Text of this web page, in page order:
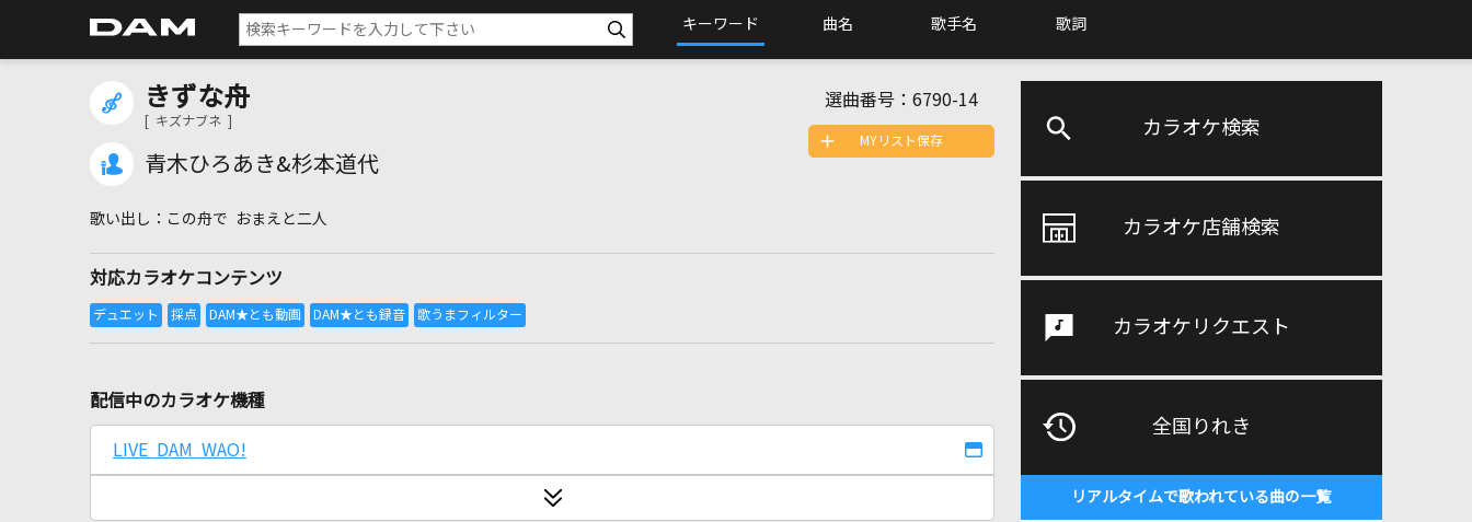
キーワード 曲名 歌手名 歌詞
カラオケ検索
カラオケ店舗検索
カラオケリクエスト
全国りれき
リアルタイムで歌われている曲の一覧
きずな舟
[ キズナブネ ]
青木ひろあき&杉本道代
選曲番号： 6790-14
この舟で おまえと二人
対応カラオケコンテンツ
MYリスト保存
配信中のカラオケ機種
LIVE DAM WAO!